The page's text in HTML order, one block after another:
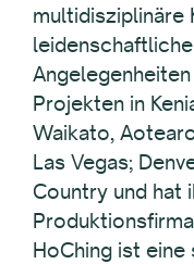
multidisziplinäre
Projekten in
Waikato,
Las Vegas;
Country und hat
HoChing ist